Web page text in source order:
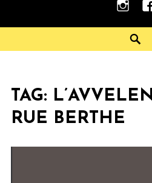
TAG:
RUE BERTHE